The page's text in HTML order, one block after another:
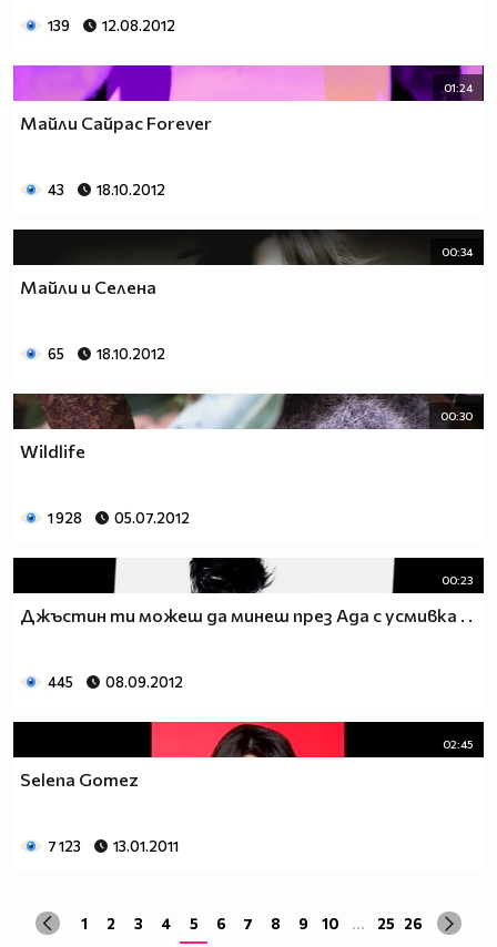
139 12.08.2012
01:24
Майли Сайрас Forever
43 18.10.2012
00:34
Майли и Селена
65 18.10.2012
00:30
Wildlife
1 928 05.07.2012
00:23
Джъстин ти можеш да минеш през Ада с усмивка . .
445 08.09.2012
02:45
Selena Gomez
7 123 13.01.2011
1 2 3 4 5 6 7 8 9 10 ... 25 26